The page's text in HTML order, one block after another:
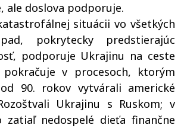
ale doslova podporuje.
situácii vo všetkých
pokrytecky predstierajúc
podporuje Ukrajinu na ceste
v procesoch, ktorým
90. rokov vytvárali americké
Ukrajinu s Ruskom; v
nedospelé dieťa finančne